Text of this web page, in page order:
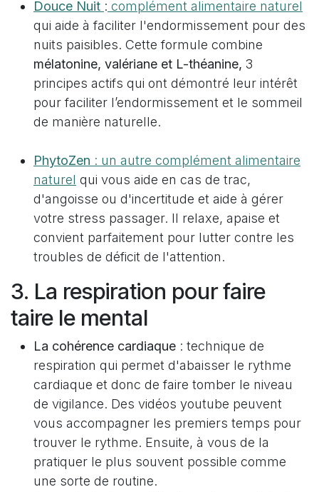
Douce Nuit : complément alimentaire naturel
qui aide à faciliter l'endormissement pour des
nuits paisibles. Cette formule combine
mélatonine, valériane et L-théanine, 3
principes actifs qui ont démontré leur intérêt
pour faciliter l’endormissement et le sommeil
de manière naturelle.
PhytoZen : un autre complément alimentaire
naturel qui vous aide en cas de trac,
d'angoisse ou d'incertitude et aide à gérer
votre stress passager. Il relaxe, apaise et
convient parfaitement pour lutter contre les
troubles de déficit de l'attention.
3. La respiration pour faire
taire le mental
La cohérence cardiaque : technique de
respiration qui permet d'abaisser le rythme
cardiaque et donc de faire tomber le niveau
de vigilance. Des vidéos youtube peuvent
vous accompagner les premiers temps pour
trouver le rythme. Ensuite, à vous de la
pratiquer le plus souvent possible comme
une sorte de routine.